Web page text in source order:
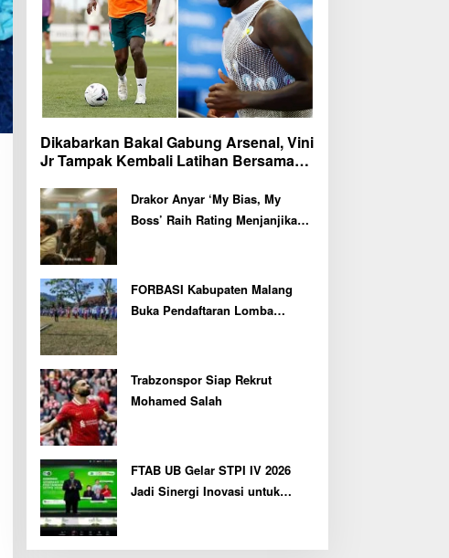
Dikabarkan Bakal Gabung Arsenal, Vini
Jr Tampak Kembali Latihan Bersama
Drakor Anyar ‘My Bias, My
Boss’ Raih Rating Menjanjikan
FORBASI Kabupaten Malang
Buka Pendaftaran Lomba
Trabzonspor Siap Rekrut
Mohamed Salah
FTAB UB Gelar STPI IV 2026
Jadi Sinergi Inovasi untuk